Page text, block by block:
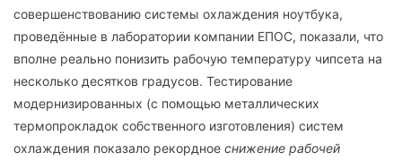
совершенствованию системы охлаждения ноутбука,
проведённые в лаборатории компании ЕПОС, показали, что
вполне реально понизить рабочую температуру чипсета на
несколько десятков градусов. Тестирование
модернизированных (с помощью металлических
термопрокладок собственного изготовления) систем
охлаждения показало рекордное снижение рабочей